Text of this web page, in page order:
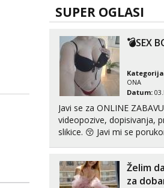
Lili
Čekam tvoj poziv!
Tel:
tel:0,93€ -
Anđela
Čekam tvoj poziv!
Tel: 064/677-677
tel:0,93€ -
SUPER OGLASI
💣SEX
ONA
Datum:
Javi se za ONLINE ZABAVU.
videopozive, dopisivanja,
slikice. 😚 Javi mi se porukom na Whatsupp, Viber ili
Želim
za